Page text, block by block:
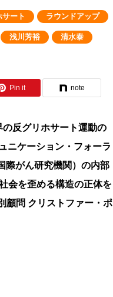
サート ラウンドアップ
浅川芳裕 清水泰
Pin it note
反グリホサート運動の
ニケーション・フォーラ
際がん研究機関）の内部
会を歪める構造の正体を
顧問 クリストファー・ポ